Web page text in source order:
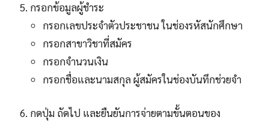
กรอกข้อมูลผู้ชำระ
กรอกเลขประจำตัวประชาชน ในช่องรหัสนักศึกษา
กรอกสาขาวิชาที่สมัคร
กรอกจำนวนเงิน
กรอกชื่อและนามสกุล ผู้สมัครในช่องบันทึกช่วยจำ
กดปุ่ม ถัดไป และยืนยันการจ่ายตามขั้นตอนของ